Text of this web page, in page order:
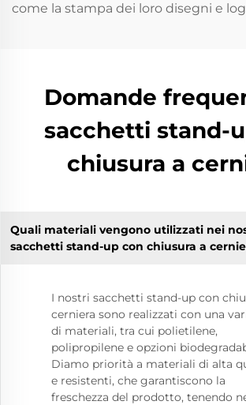
come la stampa dei loro disegni e
Domande
sacchetti stand-
chiusura a
Quali materiali vengono utilizzati nei
sacchetti stand-up con chiusura a
I nostri sacchetti stand-up con
cerniera sono realizzati con una
di materiali, tra cui polietilene,
polipropilene e opzioni
Diamo priorità a materiali di alta
e resistenti, che garantiscono la
freschezza del prodotto, tenendo